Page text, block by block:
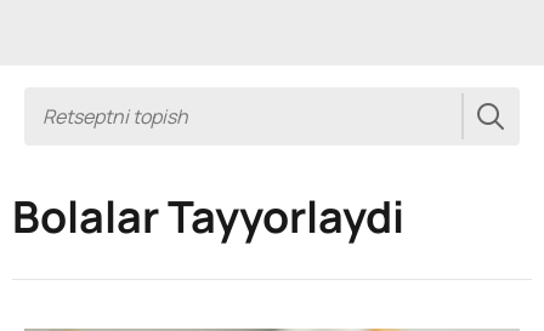
Bolalar Tayyorlaydi